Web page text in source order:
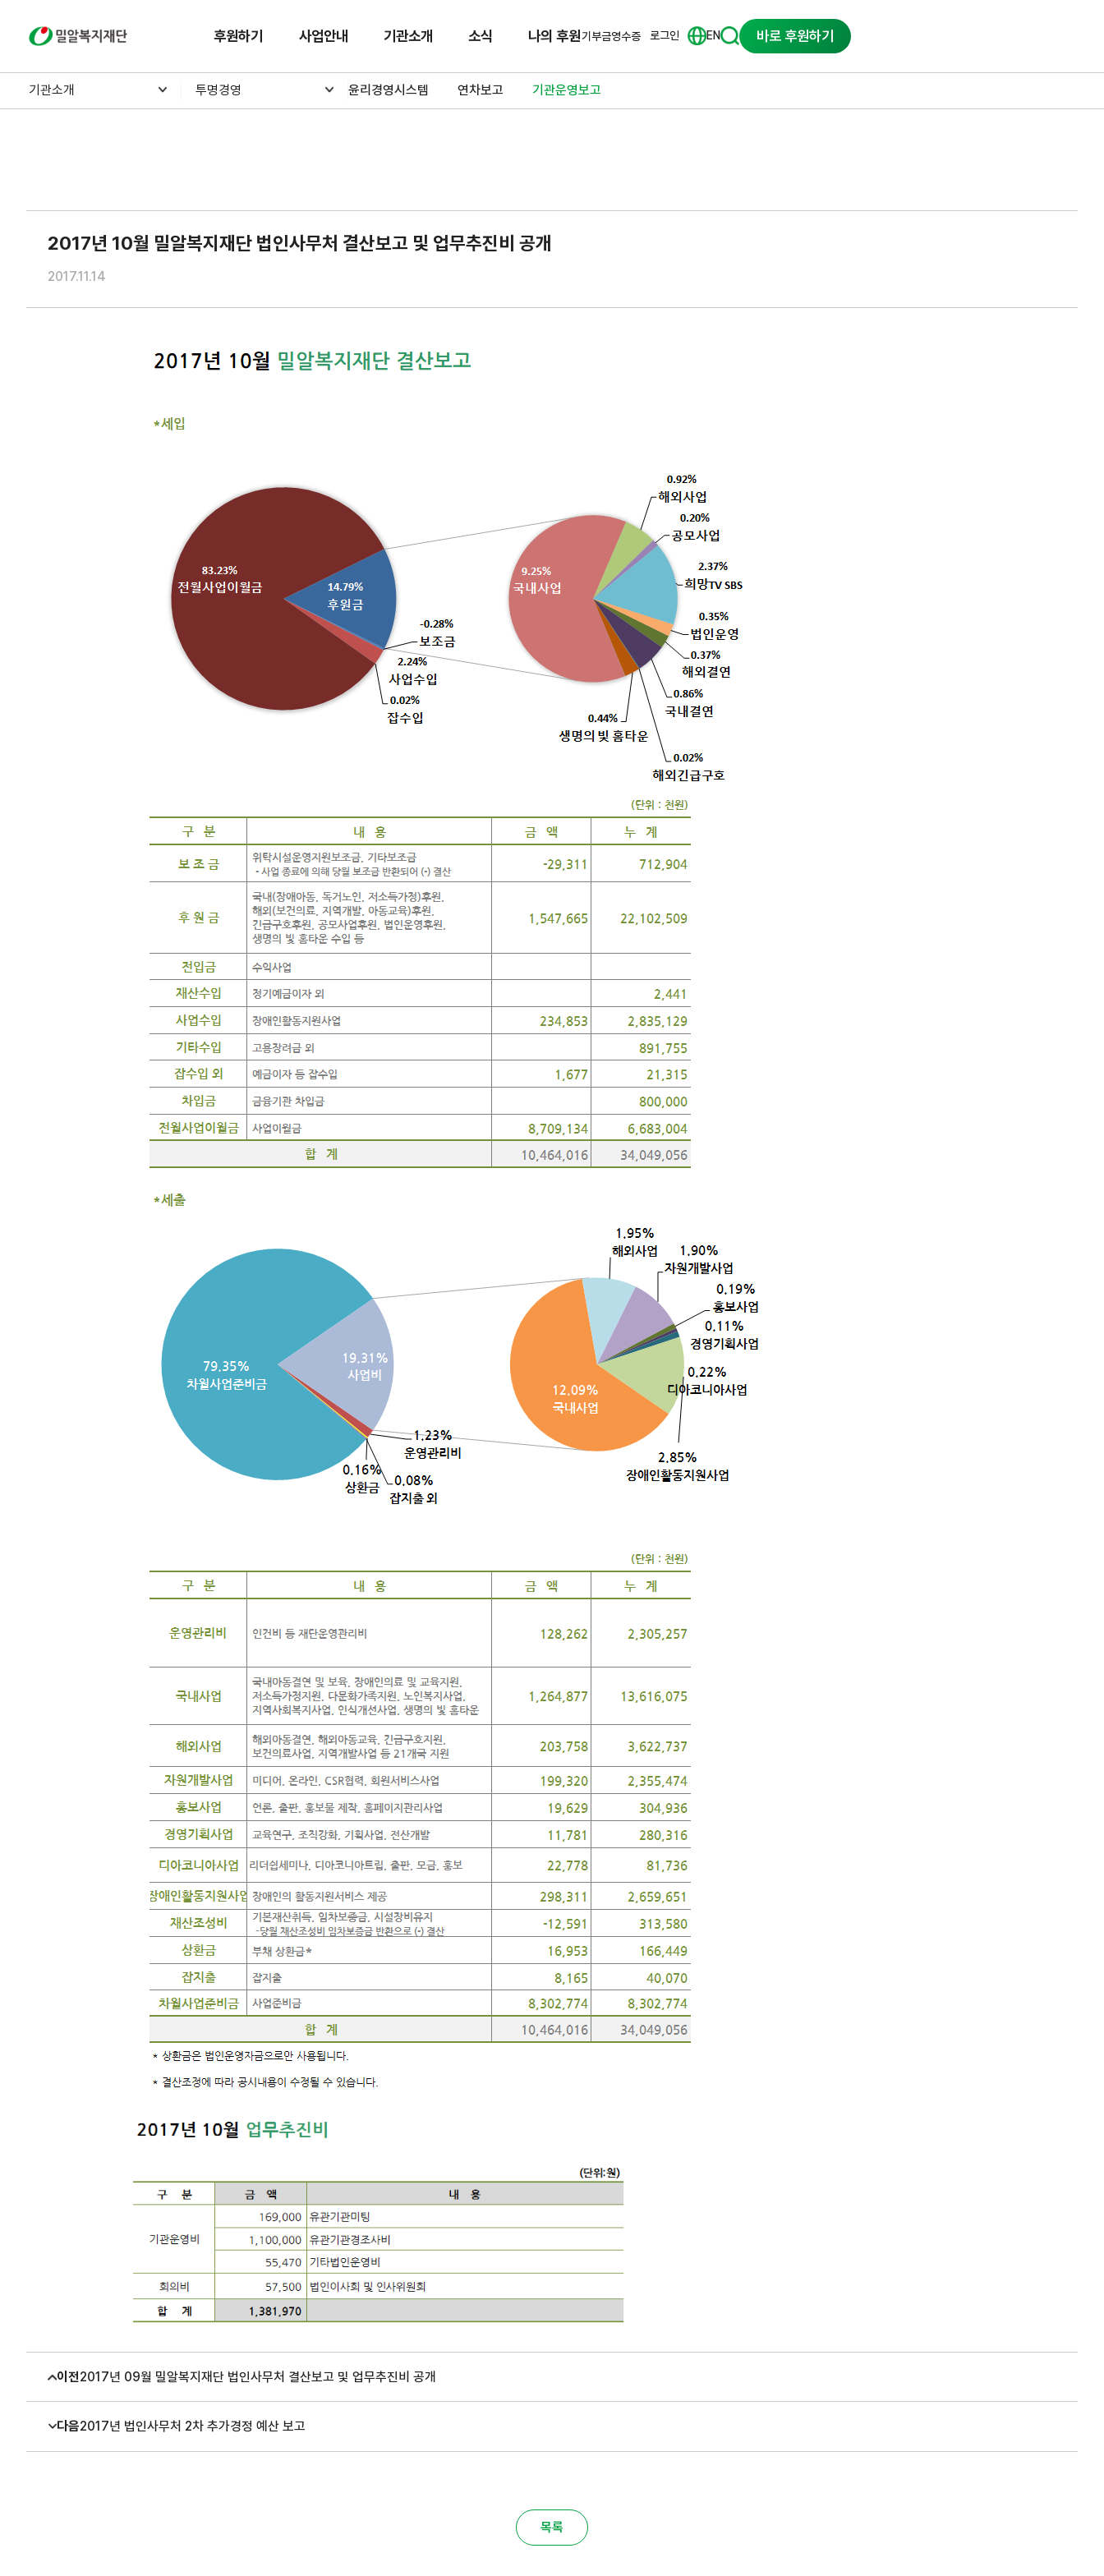
밀알복지재단 후원하기 사업안내 기관소개 소식 나의 후원기부금영수증 로그인 EN 바로 후원하기
기관소개 투명경영 윤리경영시스템 연차보고 기관운영보고
2017년 10월 밀알복지재단 법인사무처 결산보고 및 업무추진비 공개
2017.11.14
이전2017년 09월 밀알복지재단 법인사무처 결산보고 및 업무추진비 공개
다음2017년 법인사무처 2차 추가경정 예산 보고
목록